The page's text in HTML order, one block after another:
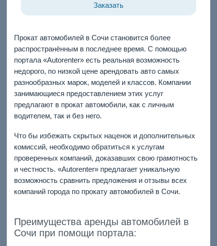
Заказать
Прокат автомобилей в Сочи становится более
распространённым в последнее время. С помощью
портала «Autorenter» есть реальная возможность
недорого, по низкой цене арендовать авто самых
разнообразных марок, моделей и классов. Компании
занимающиеся предоставлением этих услуг
предлагают в прокат автомобили, как с личным
водителем, так и без него.
Что бы избежать скрытых наценок и дополнительных
комиссий, необходимо обратиться к услугам
проверенных компаний, доказавших свою грамотность
и честность. «Autorenter» предлагает уникальную
возможность сравнить предложения и отзывы всех
компаний города по прокату автомобилей в Сочи.
Преимущества аренды автомобилей в
Сочи при помощи портала: